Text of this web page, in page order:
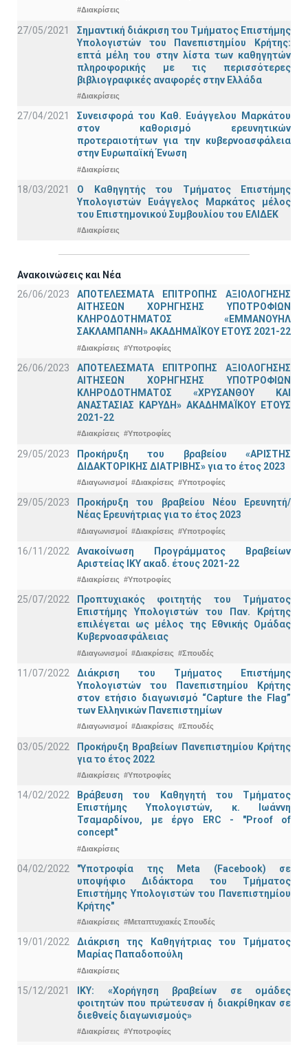
#Διακρίσεις
27/05/2021
Σημαντική διάκριση του Τμήματος Επιστήμης
Υπολογιστών του Πανεπιστημίου Κρήτης:
επτά μέλη του στην λίστα των καθηγητών
πληροφορικής με τις περισσότερες
βιβλιογραφικές αναφορές στην Ελλάδα
#Διακρίσεις
27/04/2021
Συνεισφορά του Καθ. Ευάγγελου Μαρκάτου
στον καθορισμό ερευνητικών
προτεραιοτήτων για την κυβερνοασφάλεια
στην Ευρωπαϊκή Ένωση
#Διακρίσεις
18/03/2021
Ο Καθηγητής του Τμήματος Επιστήμης
Υπολογιστών Ευάγγελος Μαρκάτος μέλος
του Επιστημονικού Συμβουλίου του ΕΛΙΔΕΚ
#Διακρίσεις
Ανακοινώσεις και Νέα
26/06/2023
ΑΠΟΤΕΛΕΣΜΑΤΑ ΕΠΙΤΡΟΠΗΣ ΑΞΙΟΛΟΓΗΣΗΣ
ΑΙΤΗΣΕΩΝ ΧΟΡΗΓΗΣΗΣ ΥΠΟΤΡΟΦΙΩΝ
ΚΛΗΡΟΔΟΤΗΜΑΤΟΣ «ΕΜΜΑΝΟΥΗΛ
ΣΑΚΛΑΜΠΑΝΗ» ΑΚΑΔΗΜΑΪΚΟΥ ΕΤΟΥΣ 2021-22
#Διακρίσεις #Υποτροφίες
26/06/2023
ΑΠΟΤΕΛΕΣΜΑΤΑ ΕΠΙΤΡΟΠΗΣ ΑΞΙΟΛΟΓΗΣΗΣ
ΑΙΤΗΣΕΩΝ ΧΟΡΗΓΗΣΗΣ ΥΠΟΤΡΟΦΙΩΝ
ΚΛΗΡΟΔΟΤΗΜΑΤΟΣ «ΧΡΥΣΑΝΘΟΥ ΚΑΙ
ΑΝΑΣΤΑΣΙΑΣ ΚΑΡΥΔΗ» ΑΚΑΔΗΜΑΪΚΟΥ ΕΤΟΥΣ
2021-22
#Διακρίσεις #Υποτροφίες
29/05/2023
Προκήρυξη του βραβείου «ΑΡΙΣΤΗΣ
ΔΙΔΑΚΤΟΡΙΚΗΣ ΔΙΑΤΡΙΒΗΣ» για το έτος 2023
#Διαγωνισμοί #Διακρίσεις #Υποτροφίες
29/05/2023
Προκήρυξη του βραβείου Νέου Ερευνητή/
Νέας Ερευνήτριας για το έτος 2023
#Διαγωνισμοί #Διακρίσεις #Υποτροφίες
16/11/2022
Ανακοίνωση Προγράμματος Βραβείων
Αριστείας ΙΚΥ ακαδ. έτους 2021-22
#Διακρίσεις #Υποτροφίες
25/07/2022
Προπτυχιακός φοιτητής του Τμήματος
Επιστήμης Υπολογιστών του Παν. Κρήτης
επιλέγεται ως μέλος της Εθνικής Ομάδας
Κυβερνοασφάλειας
#Διαγωνισμοί #Διακρίσεις #Σπουδές
11/07/2022
Διάκριση του Τμήματος Επιστήμης
Υπολογιστών του Πανεπιστημίου Κρήτης
στον ετήσιο διαγωνισμό “Capture the Flag”
των Ελληνικών Πανεπιστημίων
#Διαγωνισμοί #Διακρίσεις #Σπουδές
03/05/2022
Προκήρυξη Βραβείων Πανεπιστημίου Κρήτης
για το έτος 2022
#Διακρίσεις #Υποτροφίες
14/02/2022
Βράβευση του Καθηγητή του Τμήματος
Επιστήμης Υπολογιστών, κ. Ιωάννη
Τσαμαρδίνου, με έργο ERC - "Proof of
concept"
#Διακρίσεις
04/02/2022
"Υποτροφία της Meta (Facebook) σε
υποψήφιο Διδάκτορα του Τμήματος
Επιστήμης Υπολογιστών του Πανεπιστημίου
Κρήτης"
#Διακρίσεις #Μεταπτυχιακές Σπουδές
19/01/2022
Διάκριση της Καθηγήτριας του Τμήματος
Μαρίας Παπαδοπούλη
#Διακρίσεις
15/12/2021
IKY: «Χορήγηση βραβείων σε ομάδες
φοιτητών που πρώτευσαν ή διακρίθηκαν σε
διεθνείς διαγωνισμούς»
#Διακρίσεις #Υποτροφίες